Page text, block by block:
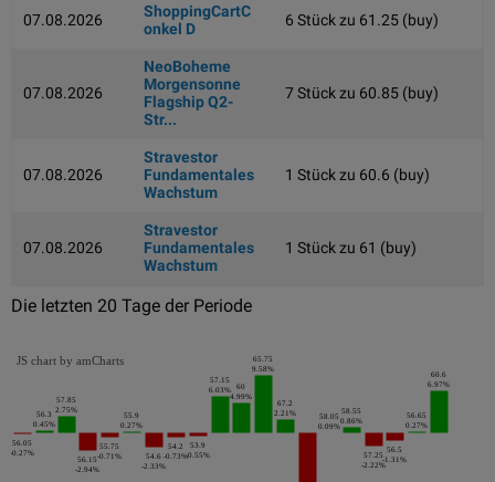
07.08.2026
ShoppingCartC
onkel D
6 Stück zu 61.25 (buy)
07.08.2026
NeoBoheme
Morgensonne
Flagship Q2-
Str...
7 Stück zu 60.85 (buy)
07.08.2026
Stravestor
Fundamentales
Wachstum
1 Stück zu 60.6 (buy)
07.08.2026
Stravestor
Fundamentales
Wachstum
1 Stück zu 61 (buy)
Die letzten 20 Tage der Periode
56.05
-0.27%
56.3
0.45%
57.85
2.75%
56.15
-2.94%
55.75
-0.71%
55.9
0.27%
54.6
-2.33%
54.2
-0.73%
53.9
-0.55%
57.15
6.03%
60
4.99%
65.75
9.58%
67.2
2.21%
58.05
0.09%
58.55
0.86%
57.25
-2.22%
56.5
-1.31%
56.65
0.27%
60.6
6.97%
JS chart by amCharts